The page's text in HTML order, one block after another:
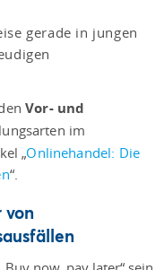
gerade in jungen
Vor- und
im
„Onlinehandel: Die
“.
von